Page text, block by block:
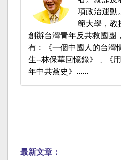
項政治運動
範大學，教
創辦台灣青年反共救國團
有﹕《一個中國人的台灣
生--林保華回憶錄》﹑《
年中共黨史》......
最新文章：